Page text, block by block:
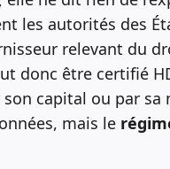
les autorités des
relevant du
donc être certifié
capital ou par sa
mais le